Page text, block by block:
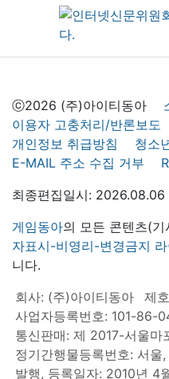
ⓒ2026 (주)아이티동아
이용자 고충처리/반론보도
개인정보 취급방침
청소
E-MAIL 주소 수집 거부
최종편집일시: 2026.08.06
게임동아의 모든 콘텐츠(기
자표시-비영리-변경금지
니다.
회사: (주)아이티동아
제
사업자등록번호: 101-86-
통신판매: 제 2017-서울마
정기간행물등록번호: 서울
발행, 등록일자: 2010년 4